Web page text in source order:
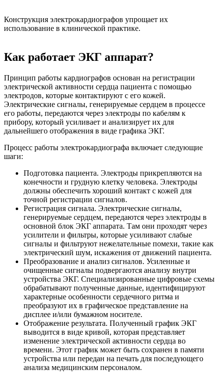
Конструкция электрокардиографов упрощает их
использование в клинической практике.
Как работает ЭКГ аппарат?
Принцип работы кардиографов основан на регистрации
электрической активности сердца пациента с помощью
электродов, которые контактируют с его кожей.
Электрические сигналы, генерируемые сердцем в процессе
его работы, передаются через электроды по кабелям к
прибору, который усиливает и анализирует их для
дальнейшего отображения в виде графика ЭКГ.
Процесс работы электрокардиографа включает следующие
шаги:
Подготовка пациента. Электроды прикрепляются на
конечности и грудную клетку человека. Электроды
должны обеспечить хороший контакт с кожей для
точной регистрации сигналов.
Регистрация сигнала. Электрические сигналы,
генерируемые сердцем, передаются через электроды в
основной блок ЭКГ аппарата. Там они проходят через
усилители и фильтры, которые усиливают слабые
сигналы и фильтруют нежелательные помехи, такие как
электрический шум, искажения от движений пациента.
Преобразование и анализ сигналов. Усиленные и
очищенные сигналы подвергаются анализу внутри
устройства ЭКГ. Специализированные цифровые схемы
обрабатывают полученные данные, идентифицируют
характерные особенности сердечного ритма и
преобразуют их в графическое представление на
дисплее и/или бумажном носителе.
Отображение результата. Полученный график ЭКГ
выводится в виде кривой, которая представляет
изменение электрической активности сердца во
времени. Этот график может быть сохранен в памяти
устройства или передан на печать для последующего
анализа медицинским персоналом.